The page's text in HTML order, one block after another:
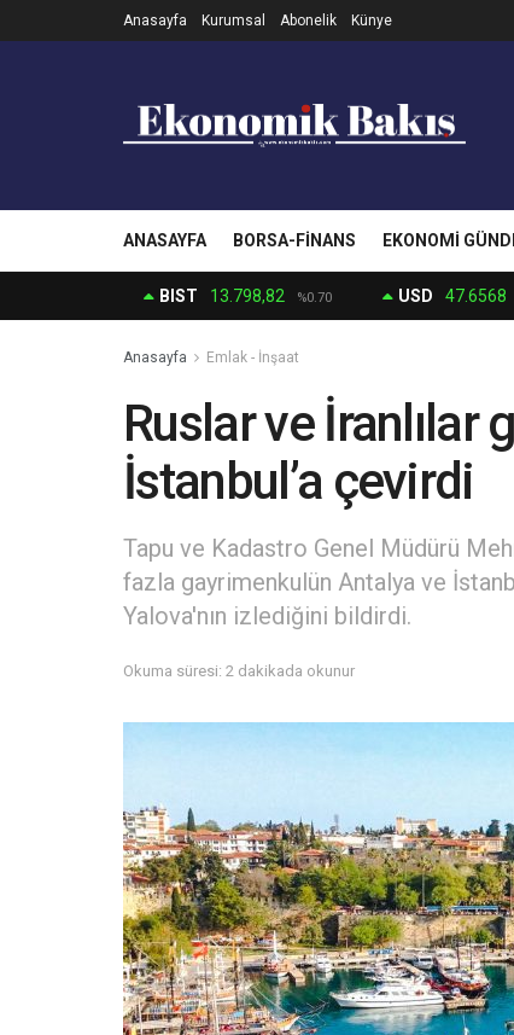
Anasayfa Kurumsal Abonelik Künye
ANASAYFA BORSA-FINANS EKONOMI
BIST 13.798,82 %0.70 USD 47.6568
Anasayfa Emlak - İnşaat
Ruslar ve İranlılar
İstanbul’a çevirdi
Tapu ve Kadastro Genel Müdürü
fazla gayrimenkulün Antalya ve
Yalova'nın izlediğini bildirdi.
Okuma süresi: 2 dakikada okunur